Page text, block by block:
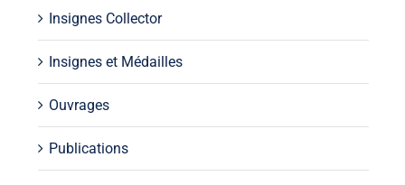
Insignes Collector
Insignes et Médailles
Ouvrages
Publications